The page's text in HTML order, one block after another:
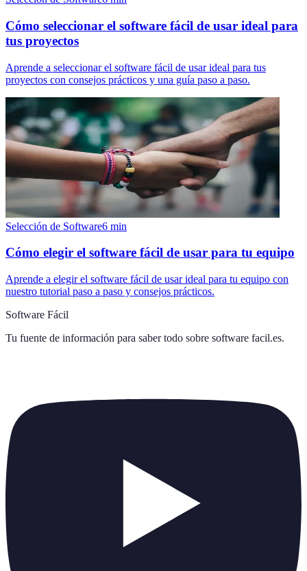
Cómo seleccionar el software fácil de usar ideal para
tus proyectos
Aprende a seleccionar el software fácil de usar ideal para tus
proyectos con consejos prácticos y una guía paso a paso.
Selección de Software6 min
Cómo elegir el software fácil de usar para tu equipo
Aprende a elegir el software fácil de usar ideal para tu equipo con
nuestro tutorial paso a paso y consejos prácticos.
Software Fácil
Tu fuente de información para saber todo sobre software facil.es.